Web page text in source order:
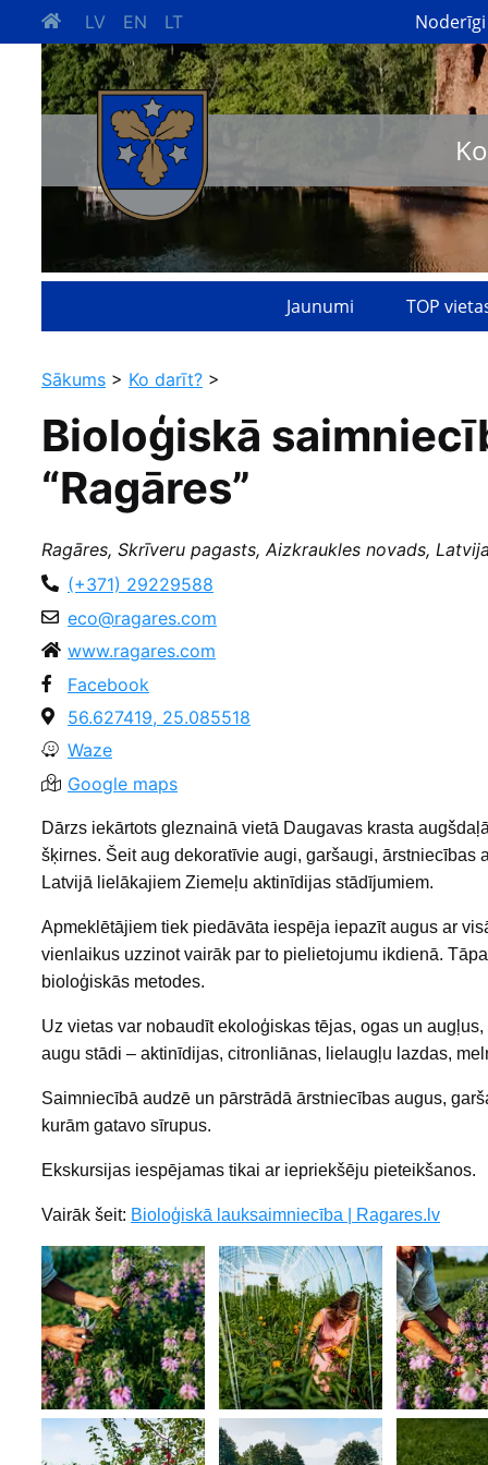
LV EN LT Noderīgi
Jaunumi TOP
Sākums > Ko darīt? >
Bioloģiskā
“Ragāres”
Ragāres, Skrīveru pagasts, Aizkraukles novads,
(+371) 29229588
eco@ragares.com
www.ragares.com
Facebook
56.627419, 25.085518
Waze
Google maps
Dārzs iekārtots gleznainā vietā Daugavas krasta
šķirnes. Šeit aug dekoratīvie augi, garšaugi,
Latvijā lielākajiem Ziemeļu aktinīdijas stādījumiem.
Apmeklētājiem tiek piedāvāta iespēja iepazīt augus ar
vienlaikus uzzinot vairāk par to pielietojumu ikdienā.
bioloģiskās metodes.
Uz vietas var nobaudīt ekoloģiskas tējas, ogas un
augu stādi – aktinīdijas, citronliānas, lielaugļu lazdas,
Saimniecībā audzē un pārstrādā ārstniecības augus,
kurām gatavo sīrupus.
Ekskursijas iespējamas tikai ar iepriekšēju pieteikšanos.
Vairāk šeit: Bioloģiskā lauksaimniecība | Ragares.lv